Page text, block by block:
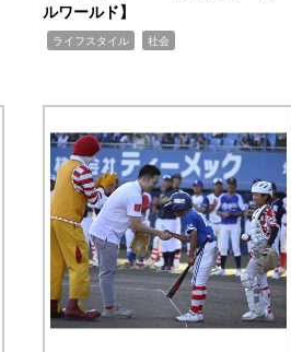
ルワールド】
ライフスタイル 社会